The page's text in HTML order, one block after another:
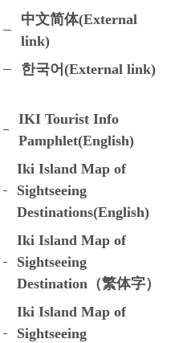
中文简体(External
link)
한국어(External link)
IKI Tourist Info
Pamphlet(English)
Iki Island Map of
Sightseeing
Destinations(English)
Iki Island Map of
Sightseeing
Destination（繁体字）
Iki Island Map of
Sightseeing